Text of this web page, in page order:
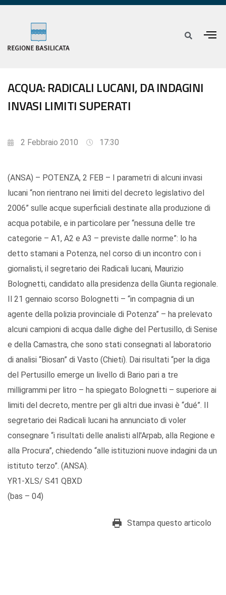
ACQUA: RADICALI LUCANI, DA INDAGINI
INVASI LIMITI SUPERATI
2 Febbraio 2010 17:30
(ANSA) – POTENZA, 2 FEB – I parametri di alcuni invasi
lucani “non rientrano nei limiti del decreto legislativo del
2006” sulle acque superficiali destinate alla produzione di
acqua potabile, e in particolare per “nessuna delle tre
categorie – A1, A2 e A3 – previste dalle norme”: lo ha
detto stamani a Potenza, nel corso di un incontro con i
giornalisti, il segretario dei Radicali lucani, Maurizio
Bolognetti, candidato alla presidenza della Giunta regionale.
Il 21 gennaio scorso Bolognetti – “in compagnia di un
agente della polizia provinciale di Potenza” – ha prelevato
alcuni campioni di acqua dalle dighe del Pertusillo, di Senise
e della Camastra, che sono stati consegnati al laboratorio
di analisi “Biosan” di Vasto (Chieti). Dai risultati “per la diga
del Pertusillo emerge un livello di Bario pari a tre
milligrammi per litro – ha spiegato Bolognetti – superiore ai
limiti del decreto, mentre per gli altri due invasi è “dué”. Il
segretario dei Radicali lucani ha annunciato di voler
consegnare “i risultati delle analisti all'Arpab, alla Regione e
alla Procura”, chiedendo “alle istituzioni nuove indagini da un
istituto terzo”. (ANSA).
YR1-XLS/ S41 QBXD
(bas – 04)
Stampa questo articolo